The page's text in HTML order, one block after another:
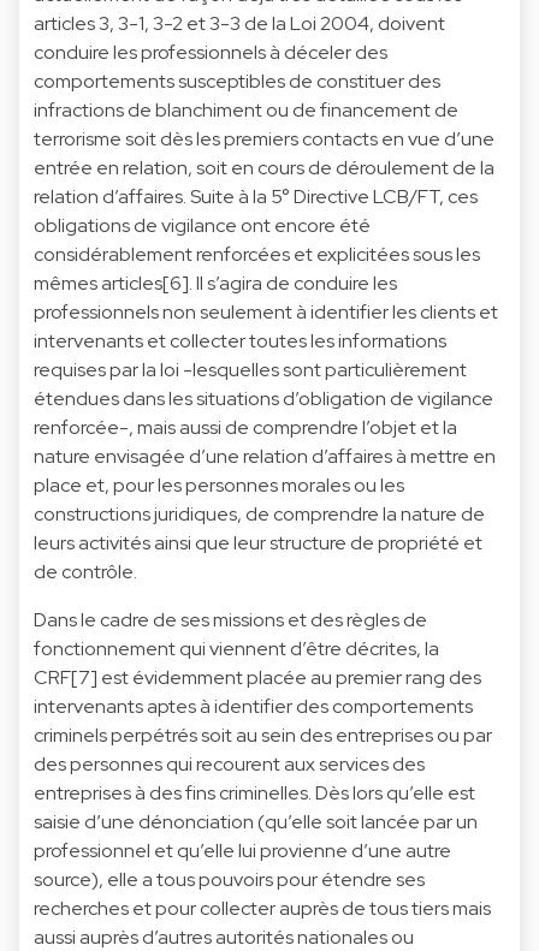
articles 3, 3-1, 3-2 et 3-3 de la Loi 2004, doivent
conduire les professionnels à déceler des
comportements susceptibles de constituer des
infractions de blanchiment ou de financement de
terrorisme soit dès les premiers contacts en vue d’une
entrée en relation, soit en cours de déroulement de la
relation d’affaires. Suite à la 5° Directive LCB/FT, ces
obligations de vigilance ont encore été
considérablement renforcées et explicitées sous les
mêmes articles[6]. Il s’agira de conduire les
professionnels non seulement à identifier les clients et
intervenants et collecter toutes les informations
requises par la loi -lesquelles sont particulièrement
étendues dans les situations d’obligation de vigilance
renforcée-, mais aussi de comprendre l’objet et la
nature envisagée d’une relation d’affaires à mettre en
place et, pour les personnes morales ou les
constructions juridiques, de comprendre la nature de
leurs activités ainsi que leur structure de propriété et
de contrôle.
Dans le cadre de ses missions et des règles de
fonctionnement qui viennent d’être décrites, la
CRF[7] est évidemment placée au premier rang des
intervenants aptes à identifier des comportements
criminels perpétrés soit au sein des entreprises ou par
des personnes qui recourent aux services des
entreprises à des fins criminelles. Dès lors qu’elle est
saisie d’une dénonciation (qu’elle soit lancée par un
professionnel et qu’elle lui provienne d’une autre
source), elle a tous pouvoirs pour étendre ses
recherches et pour collecter auprès de tous tiers mais
aussi auprès d’autres autorités nationales ou